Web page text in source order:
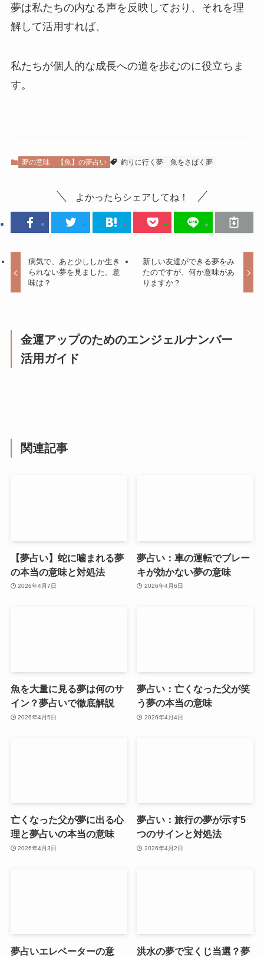
夢は私たちの内なる声を反映しており、それを理
解して活用すれば、
私たちが個人的な成長への道を歩むのに役立ちま
す。
夢の意味 【魚】の夢占い 釣りに行く夢 魚をさばく夢
よかったらシェアしてね！
病気で、あと少ししか生き
られない夢を見ました。意
味は？
新しい友達ができる夢をみ
たのですが、何か意味があ
りますか？
金運アップのためのエンジェルナンバー
活用ガイド
関連記事
【夢占い】蛇に噛まれる夢
の本当の意味と対処法
2026年4月7日
夢占い：車の運転でブレー
キが効かない夢の意味
2026年4月6日
魚を大量に見る夢は何のサ
イン？夢占いで徹底解説
2026年4月5日
夢占い：亡くなった父が笑
う夢の本当の意味
2026年4月4日
亡くなった父が夢に出る心
理と夢占いの本当の意味
2026年4月3日
夢占い：旅行の夢が示す5
つのサインと対処法
2026年4月2日
夢占いエレベーターの意
洪水の夢で宝くじ当選？夢